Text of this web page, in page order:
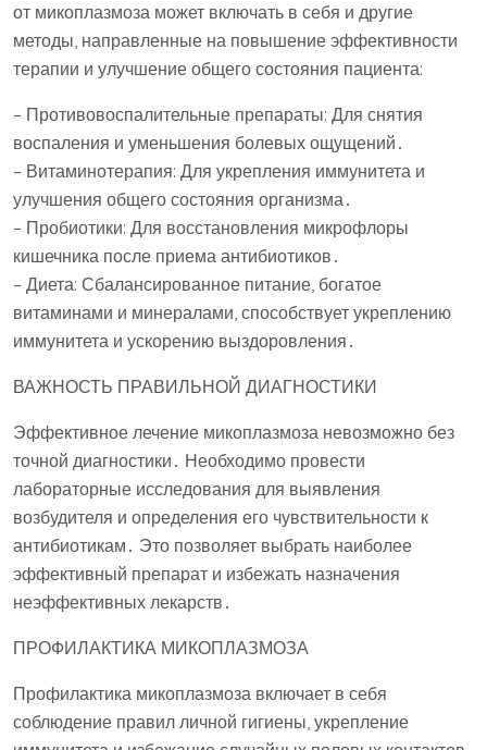
от микоплазмоза может включать в себя и другие
методы, направленные на повышение эффективности
терапии и улучшение общего состояния пациента:
– Противовоспалительные препараты: Для снятия
воспаления и уменьшения болевых ощущений․
– Витаминотерапия: Для укрепления иммунитета и
улучшения общего состояния организма․
– Пробиотики: Для восстановления микрофлоры
кишечника после приема антибиотиков․
– Диета: Сбалансированное питание, богатое
витаминами и минералами, способствует укреплению
иммунитета и ускорению выздоровления․
ВАЖНОСТЬ ПРАВИЛЬНОЙ ДИАГНОСТИКИ
Эффективное лечение микоплазмоза невозможно без
точной диагностики․ Необходимо провести
лабораторные исследования для выявления
возбудителя и определения его чувствительности к
антибиотикам․ Это позволяет выбрать наиболее
эффективный препарат и избежать назначения
неэффективных лекарств․
ПРОФИЛАКТИКА МИКОПЛАЗМОЗА
Профилактика микоплазмоза включает в себя
соблюдение правил личной гигиены, укрепление